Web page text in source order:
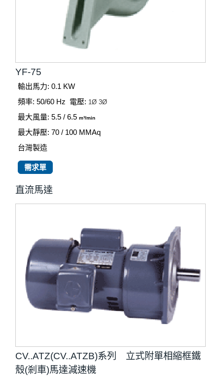
YF-75
輸出馬力: 0.1 KW
頻率: 50/60 Hz 電壓: 1Ø 3Ø
最大風量: 5.5 / 6.5 m³/min
最大靜壓: 70 / 100MMAq
台灣製造
需求單
直流馬達
CV..ATZ(CV..ATZB)系列 立式附單相縮框鐵
殼(剎車)馬達減速機